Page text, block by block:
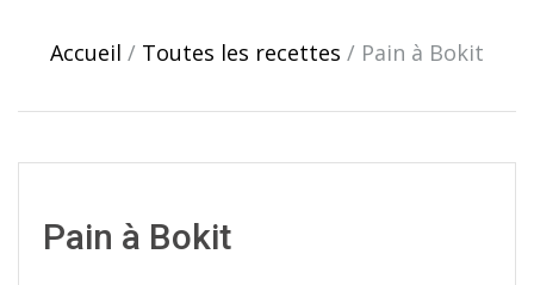
Accueil / Toutes les recettes / Pain à Bokit
Pain à Bokit